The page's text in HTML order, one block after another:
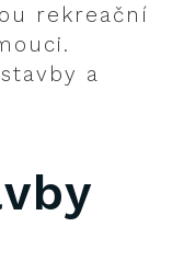
rekreační
a